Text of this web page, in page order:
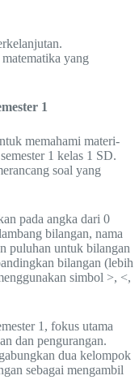
yang
1
memahami materi-
1 kelas 1 SD.
soal yang
pada angka dari 0
bilangan, nama
puluhan untuk bilangan
bilangan (lebih
simbol >, <,
1, fokus utama
dan pengurangan.
dua kelompok
sebagai mengambil